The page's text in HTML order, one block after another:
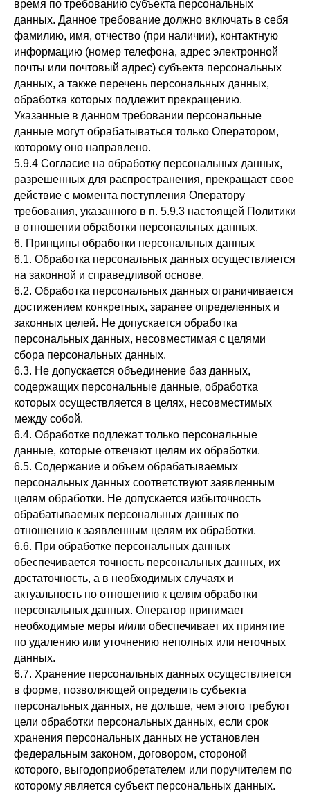
время по требованию субъекта персональных
данных. Данное требование должно включать в себя
фамилию, имя, отчество (при наличии), контактную
информацию (номер телефона, адрес электронной
почты или почтовый адрес) субъекта персональных
данных, а также перечень персональных данных,
обработка которых подлежит прекращению.
Указанные в данном требовании персональные
данные могут обрабатываться только Оператором,
которому оно направлено.
5.9.4 Согласие на обработку персональных данных,
разрешенных для распространения, прекращает свое
действие с момента поступления Оператору
требования, указанного в п. 5.9.3 настоящей Политики
в отношении обработки персональных данных.
6. Принципы обработки персональных данных
6.1. Обработка персональных данных осуществляется
на законной и справедливой основе.
6.2. Обработка персональных данных ограничивается
достижением конкретных, заранее определенных и
законных целей. Не допускается обработка
персональных данных, несовместимая с целями
сбора персональных данных.
6.3. Не допускается объединение баз данных,
содержащих персональные данные, обработка
которых осуществляется в целях, несовместимых
между собой.
6.4. Обработке подлежат только персональные
данные, которые отвечают целям их обработки.
6.5. Содержание и объем обрабатываемых
персональных данных соответствуют заявленным
целям обработки. Не допускается избыточность
обрабатываемых персональных данных по
отношению к заявленным целям их обработки.
6.6. При обработке персональных данных
обеспечивается точность персональных данных, их
достаточность, а в необходимых случаях и
актуальность по отношению к целям обработки
персональных данных. Оператор принимает
необходимые меры и/или обеспечивает их принятие
по удалению или уточнению неполных или неточных
данных.
6.7. Хранение персональных данных осуществляется
в форме, позволяющей определить субъекта
персональных данных, не дольше, чем этого требуют
цели обработки персональных данных, если срок
хранения персональных данных не установлен
федеральным законом, договором, стороной
которого, выгодоприобретателем или поручителем по
которому является субъект персональных данных.